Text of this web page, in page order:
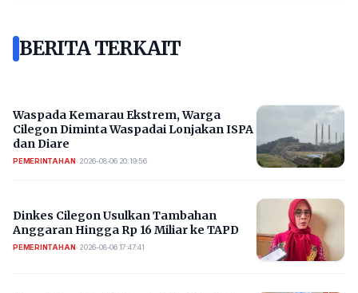
BERITA TERKAIT
Waspada Kemarau Ekstrem, Warga
Cilegon Diminta Waspadai Lonjakan ISPA
dan Diare
PEMERINTAHAN• 2026-08-06 20:19:56
Dinkes Cilegon Usulkan Tambahan
Anggaran Hingga Rp 16 Miliar ke TAPD
PEMERINTAHAN• 2026-08-06 17:47:41